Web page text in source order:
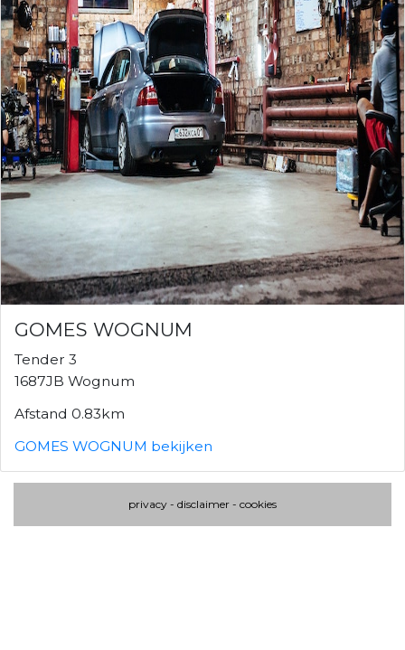
GOMES WOGNUM
Tender 3
1687JB Wognum
Afstand 0.83km
GOMES WOGNUM bekijken
privacy - disclaimer - cookies